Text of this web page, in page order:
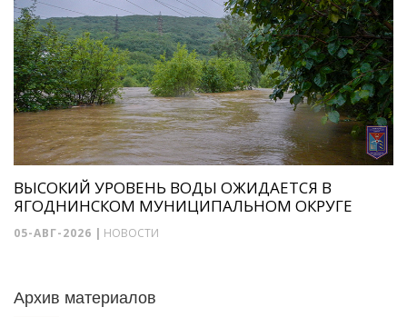
ВЫСОКИЙ УРОВЕНЬ ВОДЫ ОЖИДАЕТСЯ В
ЯГОДНИНСКОМ МУНИЦИПАЛЬНОМ ОКРУГЕ
05-АВГ-2026 | НОВОСТИ
Архив материалов